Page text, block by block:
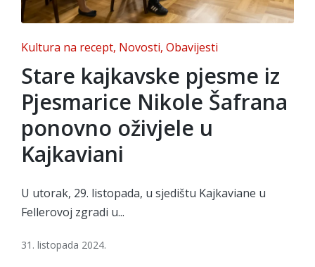
Posted
in
Kultura na recept Novosti Obavijesti
Stare kajkavske pjesme iz
Pjesmarice Nikole Šafrana
ponovno oživjele u
Kajkaviani
U utorak, 29. listopada, u sjedištu Kajkaviane u
Fellerovoj zgradi u...
31. listopada 2024.